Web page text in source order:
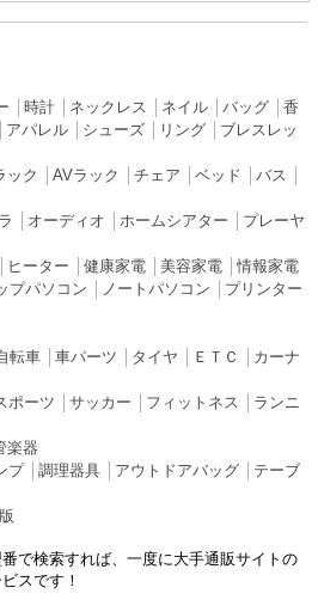
時計│ ネックレス ネイル│ バッグ│ 香
アパレル│ シューズ│ リング│ ブレスレッ
ック AVラック チェア ベッド バス
オーディオ ホームシアター
プレーヤ
ヒーター 健康家電│ 美容家電│情報家電
プパソコン ノートパソコン
プリンター
転車│ 車パーツ タイヤ ＥＴＣ
カーナ
ポーツ サッカー フィットネス
ランニ
楽器
プ│ 調理器具│ アウトドアバッグ│ テーブ
で検索すれば、一度に大手通販サイトの
スです！